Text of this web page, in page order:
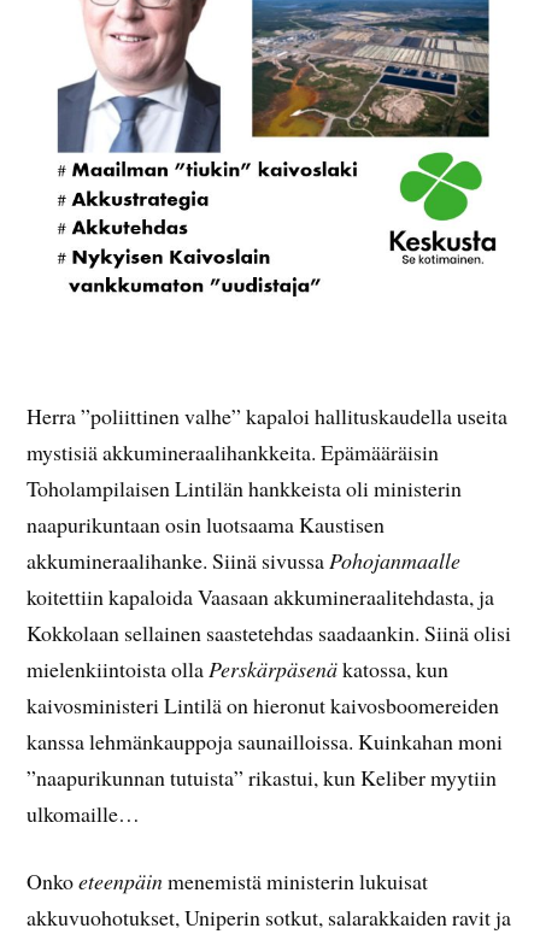
Herra ”poliittinen valhe” kapaloi hallituskaudella useita
mystisiä akkumineraalihankkeita. Epämääräisin
Toholampilaisen Lintilän hankkeista oli ministerin
naapurikuntaan osin luotsaama Kaustisen
akkumineraalihanke. Siinä sivussa Pohojanmaalle
koitettiin kapaloida Vaasaan akkumineraalitehdasta, ja
Kokkolaan sellainen saastetehdas saadaankin. Siinä olisi
mielenkiintoista olla Perskärpäsenäkatossa, kun
kaivosministeri Lintilä on hieronut kaivosboomereiden
kanssa lehmänkauppoja saunailloissa. Kuinkahan moni
”naapurikunnan tutuista” rikastui, kun Keliber myytiin
ulkomaille…
Onkoeteenpäinmenemistä ministerin lukuisat
akkuvuohotukset, Uniperin sotkut, salarakkaiden ravit ja